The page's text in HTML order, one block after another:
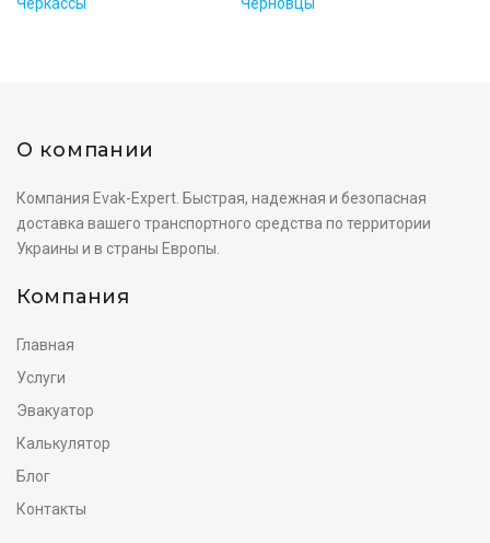
О компании
Компания Evak-Expert. Быстрая, надежная и безопасная
доставка вашего транспортного средства по территории
Украины и в страны Европы.
Компания
Главная
Услуги
Эвакуатор
Калькулятор
Блог
Контакты